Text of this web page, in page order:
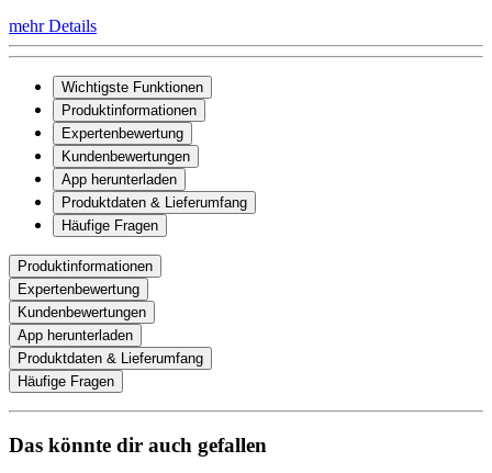
mehr Details
Wichtigste Funktionen
Produktinformationen
Expertenbewertung
Kundenbewertungen
App herunterladen
Produktdaten & Lieferumfang
Häufige Fragen
Produktinformationen
Expertenbewertung
Kundenbewertungen
App herunterladen
Produktdaten & Lieferumfang
Häufige Fragen
Das könnte dir auch gefallen